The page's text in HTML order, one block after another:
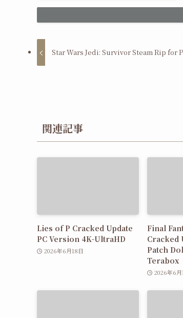
Star Wars Jedi: Survivor Steam Rip for
関連記事
Lies of P Cracked Update
PC Version 4K-UltraHD
2026年6月18日
Final
Cracked
Patch
Terabox
2026年6月